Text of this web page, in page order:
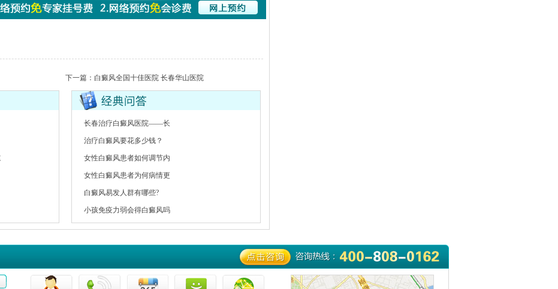
下一篇： 白癜风全国十佳医院 长春华山医院
长春治疗白癜风医院——长
治疗白癜风要花多少钱？
女性白癜风患者如何调节内
女性白癜风患者为何病情更
白癜风易发人群有哪些?
小孩免疫力弱会得白癜风吗